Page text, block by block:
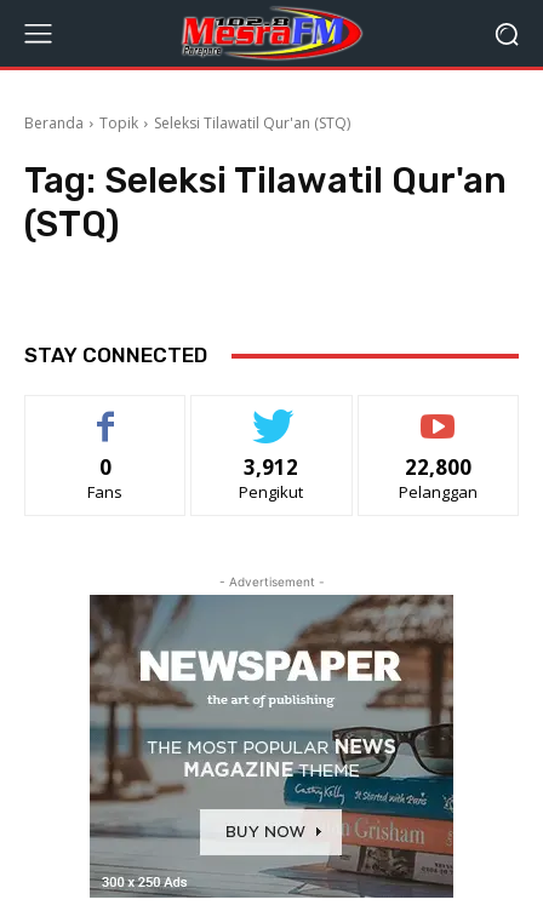
Beranda Topik Seleksi Tilawatil Qur'an (STQ)
Tag: Seleksi Tilawatil Qur'an
(STQ)
STAY CONNECTED
0
Fans
3,912
Pengikut
22,800
Pelanggan
- Advertisement -